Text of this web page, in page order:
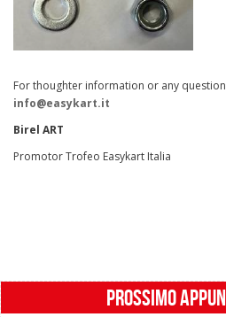
For thoughter information or any
info@easykart.it
Birel ART
Promotor Trofeo Easykart Italia
PROSSIMO